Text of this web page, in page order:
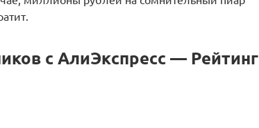
с АлиЭкспресс — Рейтинг